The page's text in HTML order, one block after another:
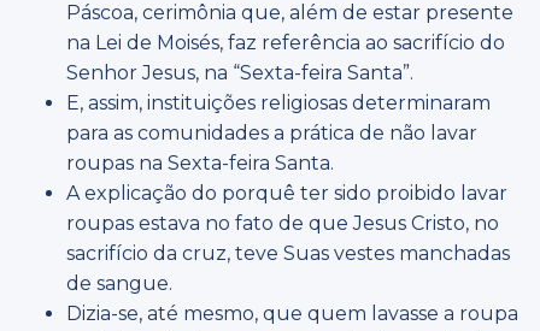
Páscoa, cerimônia que, além de estar presente
na Lei de Moisés, faz referência ao sacrifício do
Senhor Jesus, na “Sexta-feira Santa”.
E, assim, instituições religiosas determinaram
para as comunidades a prática de não lavar
roupas na Sexta-feira Santa.
A explicação do porquê ter sido proibido lavar
roupas estava no fato de que Jesus Cristo, no
sacrifício da cruz, teve Suas vestes manchadas
de sangue.
Dizia-se, até mesmo, que quem lavasse a roupa